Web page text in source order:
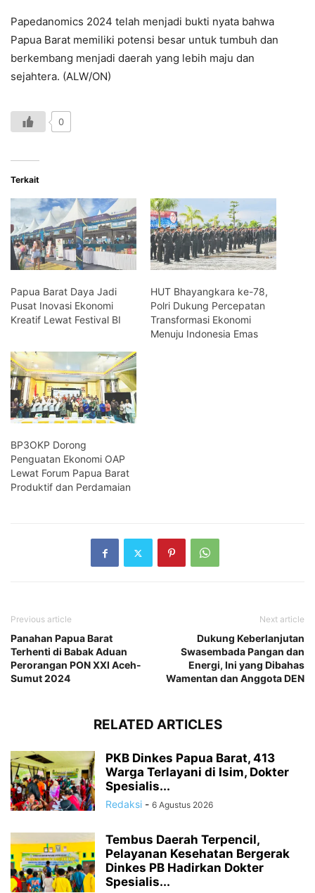
Papedanomics 2024 telah menjadi bukti nyata bahwa
Papua Barat memiliki potensi besar untuk tumbuh dan
berkembang menjadi daerah yang lebih maju dan
sejahtera. (ALW/ON)
0
Terkait
Papua Barat Daya Jadi
Pusat Inovasi Ekonomi
Kreatif Lewat Festival BI
HUT Bhayangkara ke-78,
Polri Dukung Percepatan
Transformasi Ekonomi
Menuju Indonesia Emas
BP3OKP Dorong
Penguatan Ekonomi OAP
Lewat Forum Papua Barat
Produktif dan Perdamaian
Previous article
Panahan Papua Barat
Terhenti di Babak Aduan
Perorangan PON XXI Aceh-
Sumut 2024
Next article
Dukung Keberlanjutan
Swasembada Pangan dan
Energi, Ini yang Dibahas
Wamentan dan Anggota DEN
RELATED ARTICLES
PKB Dinkes Papua Barat, 413
Warga Terlayani di Isim, Dokter
Spesialis...
Redaksi - 6 Agustus 2026
Tembus Daerah Terpencil,
Pelayanan Kesehatan Bergerak
Dinkes PB Hadirkan Dokter
Spesialis...